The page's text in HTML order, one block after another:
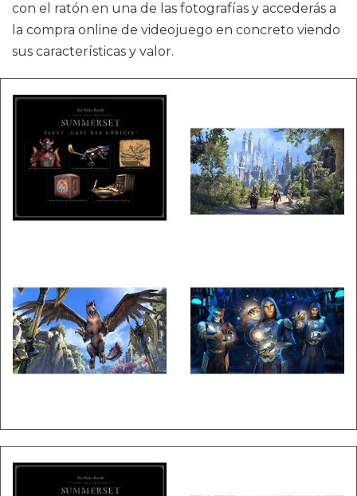
con el ratón en una de las fotografías y accederás a
la compra online de videojuego en concreto viendo
sus características y valor.